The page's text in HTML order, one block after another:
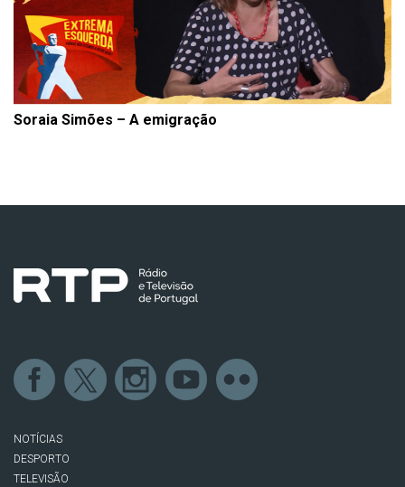
Soraia Simões – A emigração
NOTÍCIAS
DESPORTO
TELEVISÃO